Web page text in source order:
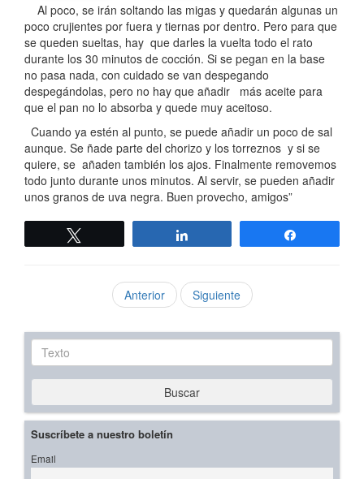
Al poco, se irán soltando las migas y quedarán algunas un
poco crujientes por fuera y tiernas por dentro. Pero para que
se queden sueltas, hay que darles la vuelta todo el rato
durante los 30 minutos de cocción. Si se pegan en la base
no pasa nada, con cuidado se van despegando
despegándolas, pero no hay que añadir más aceite para
que el pan no lo absorba y quede muy aceitoso.
Cuando ya estén al punto, se puede añadir un poco de sal
aunque. Se ñade parte del chorizo y los torreznos y si se
quiere, se añaden también los ajos. Finalmente removemos
todo junto durante unos minutos. Al servir, se pueden añadir
unos granos de uva negra. Buen provecho, amigos”
Anterior Siguiente
Texto
Buscar
Suscríbete a nuestro boletín
Email